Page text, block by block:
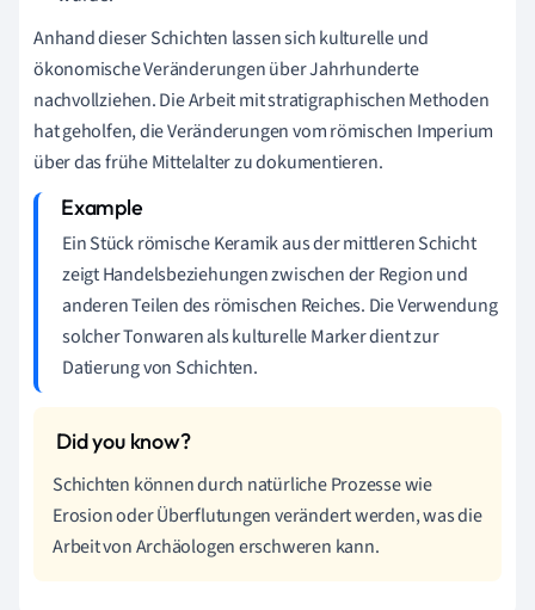
Anhand dieser Schichten lassen sich kulturelle und
ökonomische Veränderungen über Jahrhunderte
nachvollziehen. Die Arbeit mit stratigraphischen Methoden
hat geholfen, die Veränderungen vom römischen Imperium
über das frühe Mittelalter zu dokumentieren.
Ein Stück römische Keramik aus der mittleren Schicht
zeigt Handelsbeziehungen zwischen der Region und
anderen Teilen des römischen Reiches. Die Verwendung
solcher Tonwaren als kulturelle Marker dient zur
Datierung von Schichten.
Schichten können durch natürliche Prozesse wie
Erosion oder Überflutungen verändert werden, was die
Arbeit von Archäologen erschweren kann.